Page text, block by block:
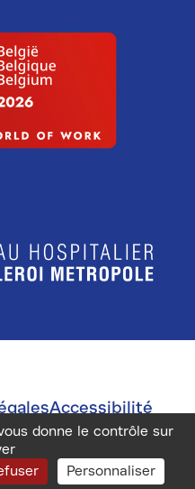
Accessibilité
donne le contrôle sur
Personnaliser